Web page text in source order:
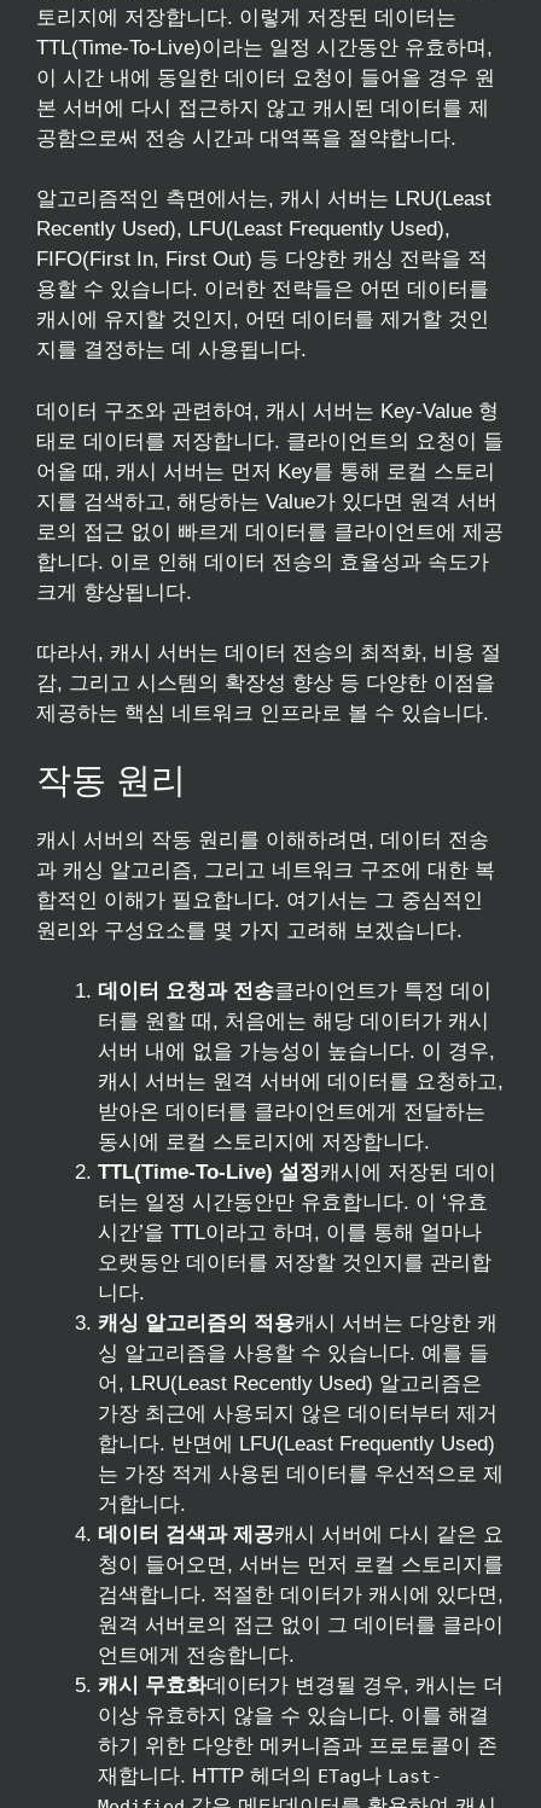
토리지에 저장합니다. 이렇게 저장된 데이터는
TTL(Time-To-Live)이라는 일정 시간동안 유효하며,
이 시간 내에 동일한 데이터 요청이 들어올 경우 원
본 서버에 다시 접근하지 않고 캐시된 데이터를 제
공함으로써 전송 시간과 대역폭을 절약합니다.
알고리즘적인 측면에서는, 캐시 서버는 LRU(Least
Recently Used), LFU(Least Frequently Used),
FIFO(First In, First Out) 등 다양한 캐싱 전략을 적
용할 수 있습니다. 이러한 전략들은 어떤 데이터를
캐시에 유지할 것인지, 어떤 데이터를 제거할 것인
지를 결정하는 데 사용됩니다.
데이터 구조와 관련하여, 캐시 서버는 Key-Value 형
태로 데이터를 저장합니다. 클라이언트의 요청이 들
어올 때, 캐시 서버는 먼저 Key를 통해 로컬 스토리
지를 검색하고, 해당하는 Value가 있다면 원격 서버
로의 접근 없이 빠르게 데이터를 클라이언트에 제공
합니다. 이로 인해 데이터 전송의 효율성과 속도가
크게 향상됩니다.
따라서, 캐시 서버는 데이터 전송의 최적화, 비용 절
감, 그리고 시스템의 확장성 향상 등 다양한 이점을
제공하는 핵심 네트워크 인프라로 볼 수 있습니다.
작동 원리
캐시 서버의 작동 원리를 이해하려면, 데이터 전송
과 캐싱 알고리즘, 그리고 네트워크 구조에 대한 복
합적인 이해가 필요합니다. 여기서는 그 중심적인
원리와 구성요소를 몇 가지 고려해 보겠습니다.
데이터 요청과 전송클라이언트가 특정 데이
터를 원할 때, 처음에는 해당 데이터가 캐시
서버 내에 없을 가능성이 높습니다. 이 경우,
캐시 서버는 원격 서버에 데이터를 요청하고,
받아온 데이터를 클라이언트에게 전달하는
동시에 로컬 스토리지에 저장합니다.
TTL(Time-To-Live) 설정캐시에 저장된 데이
터는 일정 시간동안만 유효합니다. 이 ‘유효
시간’을 TTL이라고 하며, 이를 통해 얼마나
오랫동안 데이터를 저장할 것인지를 관리합
니다.
캐싱 알고리즘의 적용캐시 서버는 다양한 캐
싱 알고리즘을 사용할 수 있습니다. 예를 들
어, LRU(Least Recently Used) 알고리즘은
가장 최근에 사용되지 않은 데이터부터 제거
합니다. 반면에 LFU(Least Frequently Used)
는 가장 적게 사용된 데이터를 우선적으로 제
거합니다.
데이터 검색과 제공캐시 서버에 다시 같은 요
청이 들어오면, 서버는 먼저 로컬 스토리지를
검색합니다. 적절한 데이터가 캐시에 있다면,
원격 서버로의 접근 없이 그 데이터를 클라이
언트에게 전송합니다.
캐시 무효화데이터가 변경될 경우, 캐시는 더
이상 유효하지 않을 수 있습니다. 이를 해결
하기 위한 다양한 메커니즘과 프로토콜이 존
재합니다. HTTP 헤더의 ETag나 Last-